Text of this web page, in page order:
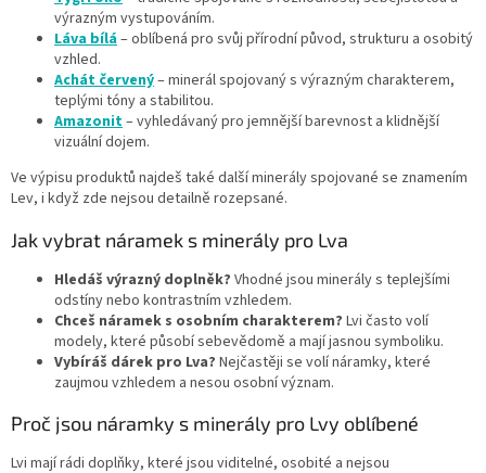
výrazným vystupováním.
Láva bílá– oblíbená pro svůj přírodní původ, strukturu a osobitý
vzhled.
Achát červený– minerál spojovaný s výrazným charakterem,
teplými tóny a stabilitou.
Amazonit– vyhledávaný pro jemnější barevnost a klidnější
vizuální dojem.
Ve výpisu produktů najdeš také další minerály spojované se znamením
Lev, i když zde nejsou detailně rozepsané.
Jak vybrat náramek s minerály pro Lva
Hledáš výrazný doplněk? Vhodné jsou minerály s teplejšími
odstíny nebo kontrastním vzhledem.
Chceš náramek s osobním charakterem? Lvi často volí
modely, které působí sebevědomě a mají jasnou symboliku.
Vybíráš dárek pro Lva? Nejčastěji se volí náramky, které
zaujmou vzhledem a nesou osobní význam.
Proč jsou náramky s minerály pro Lvy oblíbené
Lvi mají rádi doplňky, které jsou viditelné, osobité a nejsou